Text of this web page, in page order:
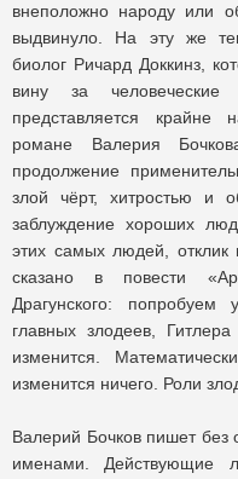
внеположно народу или
выдвинуло. На эту же
биолог Ричард Доккинз,
вину за
представляется
романе Валерия
продолжение
злой чёрт, хитростью и
заблуждение хороших
этих самых людей,
сказано в повести
Драгунского: попробуем
главных злодеев,
изменится.
изменится ничего. Роли
Валерий Бочков пишет без
именами. Действующие